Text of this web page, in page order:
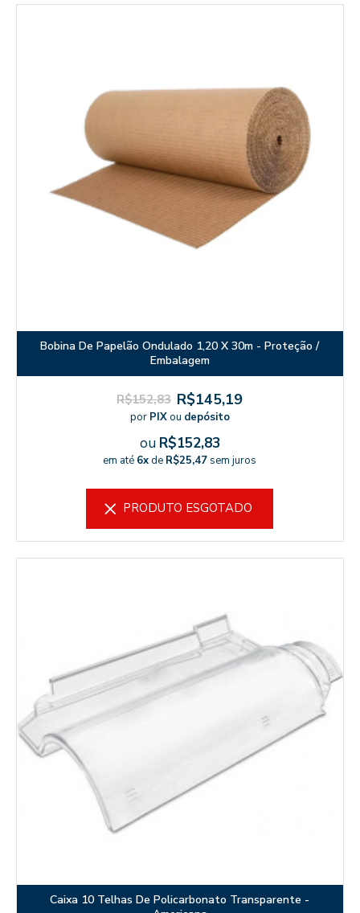
Bobina De Papelão Ondulado 1,20 X 30m - Proteção /
Embalagem
R$152,83 R$145,19
por PIXou depósito
ou R$152,83
em até 6xde R$25,47 sem juros
PRODUTO ESGOTADO
Caixa 10 Telhas De Policarbonato Transparente -